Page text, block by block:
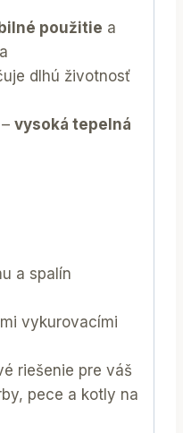
použitie a
dlhú životnosť
vysoká tepelná
a spalín
vykurovacími
riešenie pre váš
pece a kotly na